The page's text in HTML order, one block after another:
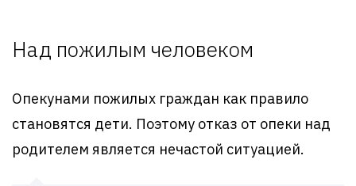
Над пожилым человеком
Опекунами пожилых граждан как правило
становятся дети. Поэтому отказ от опеки над
родителем является нечастой ситуацией.